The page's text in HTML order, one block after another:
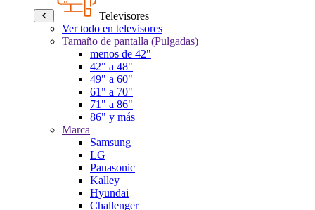
Televisores
Ver todo en televisores
Tamaño de pantalla (Pulgadas)
menos de 42"
42" a 48"
49" a 60"
61" a 70"
71" a 86"
86" y más
Marca
Samsung
LG
Panasonic
Kalley
Hyundai
Challenger